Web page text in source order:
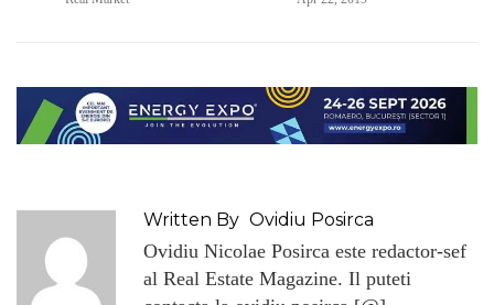
Written By Ovidiu Posirca
Ovidiu Nicolae Posirca este redactor-sef
al Real Estate Magazine. Il puteti